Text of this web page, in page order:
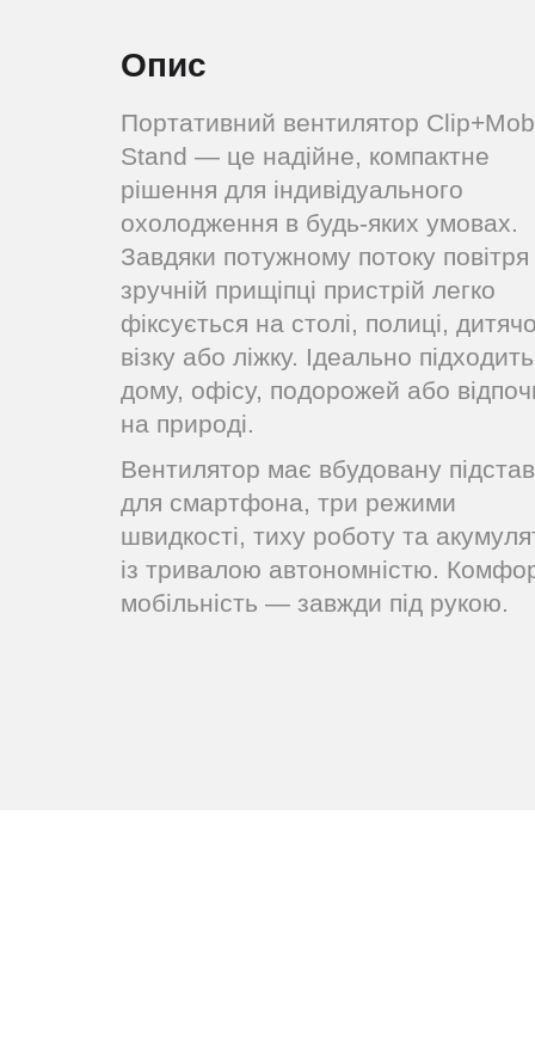
Опис
Портативний вентилятор
Stand — це надійне, компактне
рішення для індивідуального
охолодження в будь-яких умовах.
Завдяки потужному потоку повітря
зручній прищіпці пристрій легко
фіксується на столі, полиці,
візку або ліжку. Ідеально
дому, офісу, подорожей або
на природі.
Вентилятор має вбудовану
для смартфона, три режими
швидкості, тиху роботу та
із тривалою автономністю.
мобільність — завжди під рукою.